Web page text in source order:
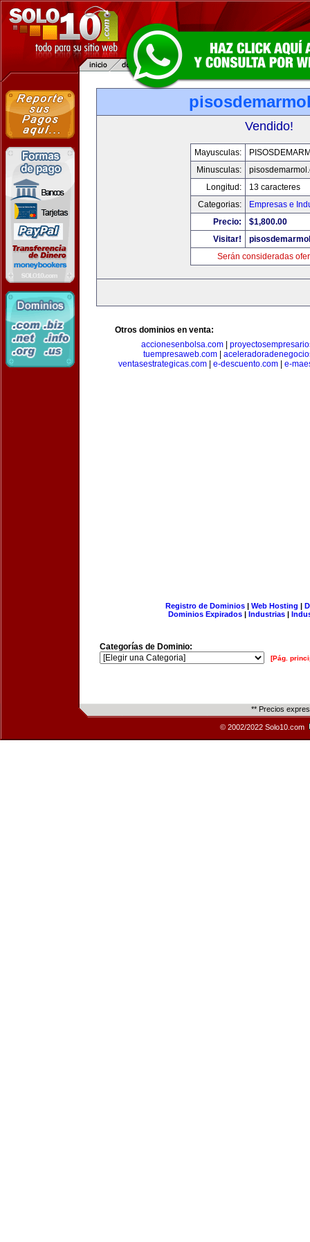
Vendido!
Mayusculas:
Minusculas:
Longitud:
13 caracteres
Categorias:
Empresas e
Precio:
$1,800.00
Visitar!
Serán consideradas
Otros dominios en venta:
accionesenbolsa.com
tuempresaweb.com
ventasestrategicas.com
e-descuento.com e-
Registro de Dominios| Web Hosting |
Dominios Expirados | Industrias |
Categorías de Dominio:
[Pág.
** Precios
© 2002/2022 Solo10.com